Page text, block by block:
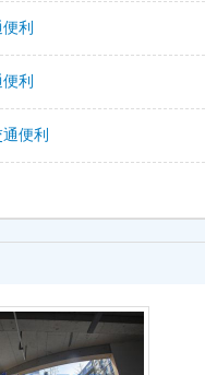
利
利
便利